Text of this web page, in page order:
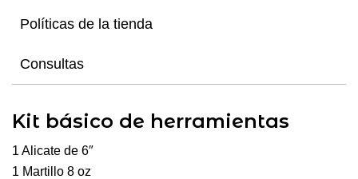
Políticas de la tienda
Consultas
Kit básico de herramientas
1 Alicate de 6″
1 Martillo 8 oz